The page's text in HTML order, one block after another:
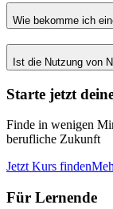
Wie bekomme ich
Ist die Nutzung von
Starte jetzt
Finde in wenigen
berufliche Zukunft
Jetzt Kurs finden
Für Lernende